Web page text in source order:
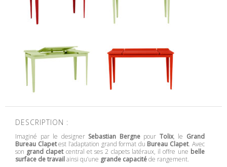
DESCRIPTION :
Imaginé par le designer Sebastian Bergnepour Tolix, le Grand
Bureau Clapetest l’adaptation grand format du Bureau Clapet. Avec
son grand clapetcentral et ses 2 clapets latéraux, il offre une belle
surface de travailainsi qu’une grande capacitéde rangement.